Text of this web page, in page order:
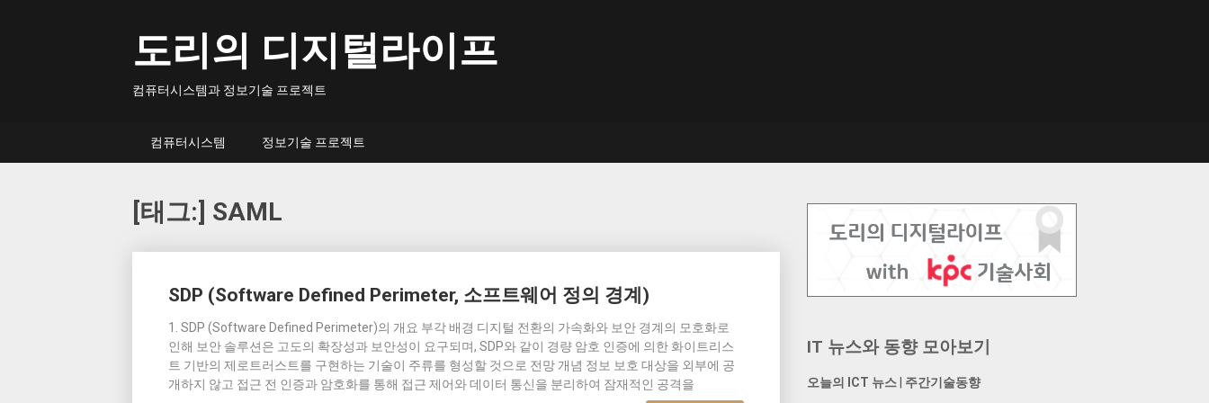
도리의 디지털라이프
컴퓨터시스템과 정보기술 프로젝트
컴퓨터시스템 정보기술 프로젝트
[태그:] SAML
SDP (Software Defined Perimeter, 소프트웨어 정의 경계)
1. SDP (Software Defined Perimeter)의 개요 부각 배경 디지털 전환의 가속화와 보안 경계의 모호화로
인해 보안 솔루션은 고도의 확장성과 보안성이 요구되며, SDP와 같이 경량 암호 인증에 의한 화이트리스
트 기반의 제로트러스트를 구현하는 기술이 주류를 형성할 것으로 전망 개념 정보 보호 대상을 외부에 공
개하지 않고 접근 전 인증과 암호화를 통해 접근 제어와 데이터 통신을 분리하여 잠재적인 공격을
navigation
IT 뉴스와 동향 모아보기
오늘의 ICT 뉴스 주간기술동향